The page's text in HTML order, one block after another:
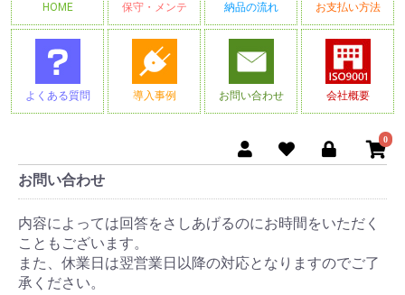
HOME 保守・メンテ 納品の流れ お支払い方法
よくある質問 導入事例 お問い合わせ 会社概要
0
お問い合わせ
内容によっては回答をさしあげるのにお時間をいただく
こともございます。
また、休業日は翌営業日以降の対応となりますのでご了
承ください。